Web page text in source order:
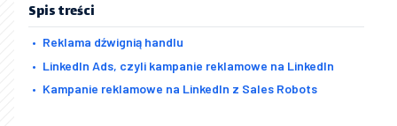
Spis treści
Reklama dźwignią handlu
LinkedIn Ads, czyli kampanie reklamowe na LinkedIn
Kampanie reklamowe na LinkedIn z Sales Robots